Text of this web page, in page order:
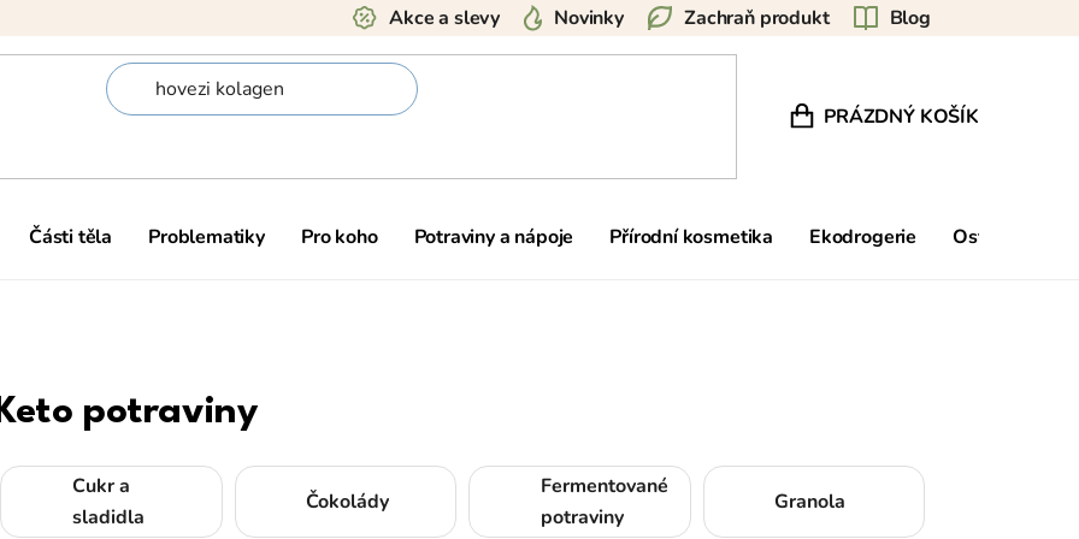
Blog
Zachraň produkt
Novinky
Akce a slevy
NÁKUPNÍ KOŠÍK
PRÁZDNÝ KOŠÍK
Části těla Problematiky Pro koho Potraviny a nápoje Přírodní kosmetika Ekodrogerie Ostatní
Keto potraviny
Cukr a
sladidla
Čokolády
Fermentované
potraviny
Granola